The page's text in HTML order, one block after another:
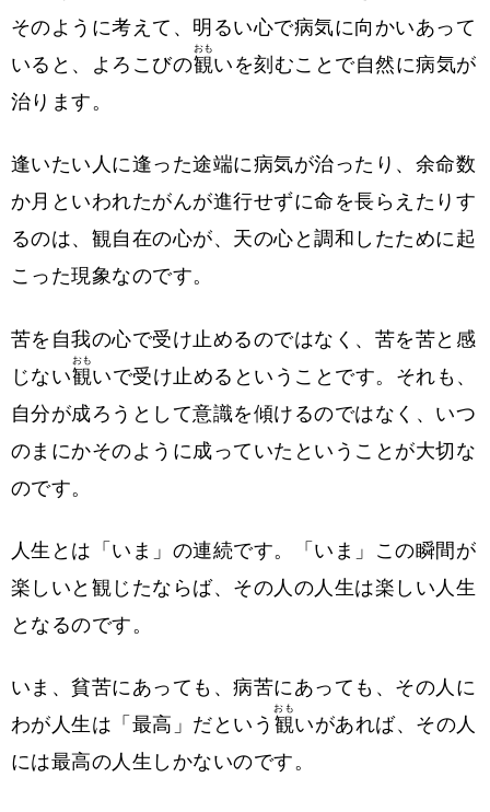
そのように考えて、明るい心で病気に向かいあって
いると、よろこびの観
おも
いを刻むことで自然に病気が
治ります。
逢いたい人に逢った途端に病気が治ったり、余命数
か月といわれたがんが進行せずに命を長らえたりす
るのは、観自在の心が、天の心と調和したために起
こった現象なのです。
苦を自我の心で受け止めるのではなく、苦を苦と感
じない観
おも
いで受け止めるということです。それも、
自分が成ろうとして意識を傾けるのではなく、いつ
のまにかそのように成っていたということが大切な
のです。
人生とは「いま」の連続です。「いま」この瞬間が
楽しいと観じたならば、その人の人生は楽しい人生
となるのです。
いま、貧苦にあっても、病苦にあっても、その人に
わが人生は「最高」だという 観
おも
いがあれば、その人
には最高の人生しかないのです。